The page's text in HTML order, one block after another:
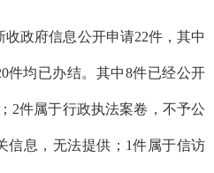
收政府信息公开申请22件， 其中
件均已办结。其中8件已经公开
2件属于行政执法案卷 ，不予公
信息，无法提供； 1件属于信访